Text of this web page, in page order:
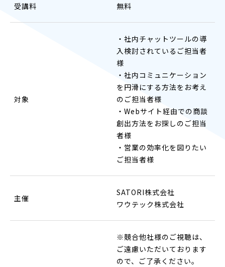
受講料 無料
対象
・社内チャットツールの導
入検討されているご担当者
様
・社内コミュニケーション
を円滑にする方法をお考え
のご担当者様
・Webサイト経由での商談
創出方法をお探しのご担当
者様
・営業の効率化を図りたい
ご担当者様
主催
SATORI株式会社
ワウテック株式会社
※競合他社様のご視聴は、
ご遠慮いただいております
ので、ご了承ください。